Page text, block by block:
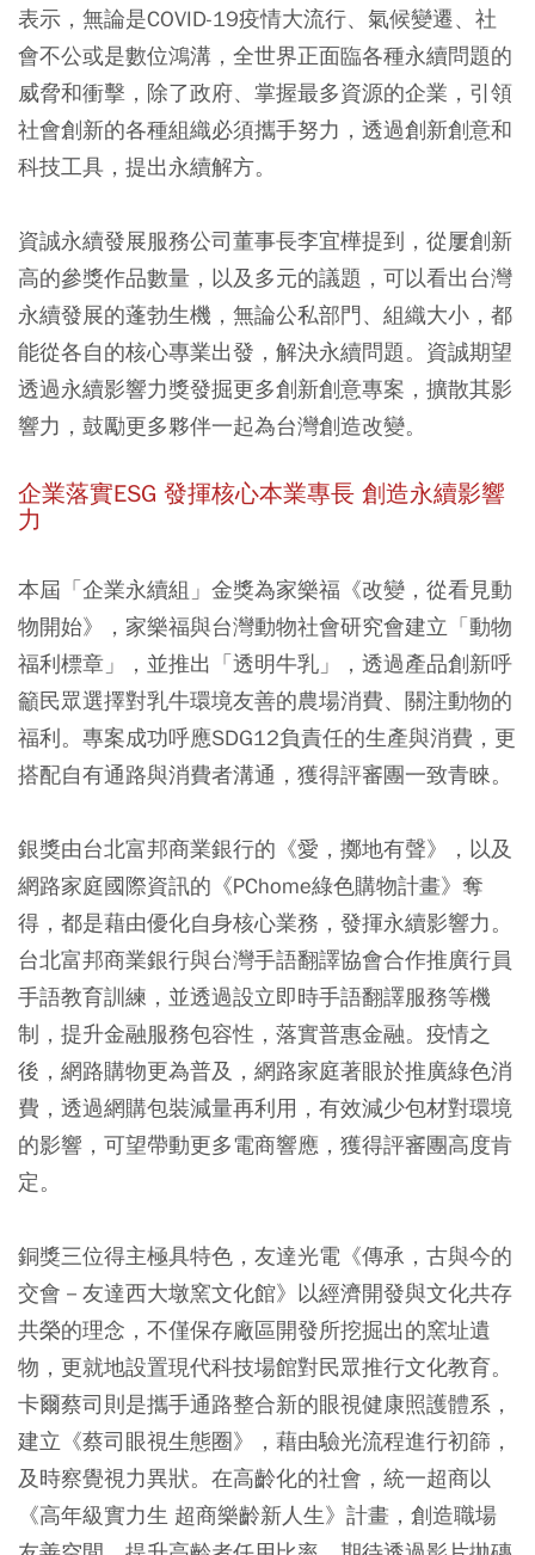
表示，無論是COVID-19疫情大流行、氣候變遷、社
會不公或是數位鴻溝，全世界正面臨各種永續問題的
威脅和衝擊，除了政府、掌握最多資源的企業，引領
社會創新的各種組織必須攜手努力，透過創新創意和
科技工具，提出永續解方。
資誠永續發展服務公司董事長李宜樺提到，從屢創新
高的參獎作品數量，以及多元的議題，可以看出台灣
永續發展的蓬勃生機，無論公私部門、組織大小，都
能從各自的核心專業出發，解決永續問題。資誠期望
透過永續影響力獎發掘更多創新創意專案，擴散其影
響力，鼓勵更多夥伴一起為台灣創造改變。
企業落實ESG 發揮核心本業專長 創造永續影響
力
本屆「企業永續組」金獎為家樂福《改變，從看見動
物開始》，家樂福與台灣動物社會研究會建立「動物
福利標章」，並推出「透明牛乳」，透過產品創新呼
籲民眾選擇對乳牛環境友善的農場消費、關注動物的
福利。專案成功呼應SDG12負責任的生產與消費，更
搭配自有通路與消費者溝通，獲得評審團一致青睞。
銀獎由台北富邦商業銀行的《愛，擲地有聲》，以及
網路家庭國際資訊的《PChome綠色購物計畫》奪
得，都是藉由優化自身核心業務，發揮永續影響力。
台北富邦商業銀行與台灣手語翻譯協會合作推廣行員
手語教育訓練，並透過設立即時手語翻譯服務等機
制，提升金融服務包容性，落實普惠金融。疫情之
後，網路購物更為普及，網路家庭著眼於推廣綠色消
費，透過網購包裝減量再利用，有效減少包材對環境
的影響，可望帶動更多電商響應，獲得評審團高度肯
定。
銅獎三位得主極具特色，友達光電《傳承，古與今的
交會－友達西大墩窯文化館》以經濟開發與文化共存
共榮的理念，不僅保存廠區開發所挖掘出的窯址遺
物，更就地設置現代科技場館對民眾推行文化教育。
卡爾蔡司則是攜手通路整合新的眼視健康照護體系，
建立《蔡司眼視生態圈》，藉由驗光流程進行初篩，
及時察覺視力異狀。在高齡化的社會，統一超商以
《高年級實力生 超商樂齡新人生》計畫，創造職場